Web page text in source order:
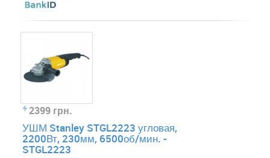
2399 грн.
УШМ Stanley STGL2223 угловая,
2200Вт, 230мм, 6500об/мин. -
STGL2223